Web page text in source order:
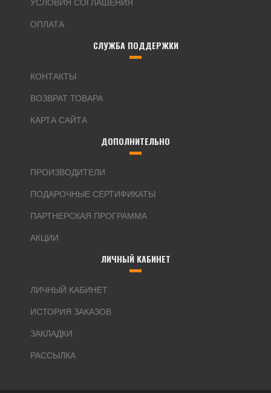
ОПЛАТА
СЛУЖБА ПОДДЕРЖКИ
КОНТАКТЫ
ВОЗВРАТ ТОВАРА
КАРТА САЙТА
ДОПОЛНИТЕЛЬНО
ПРОИЗВОДИТЕЛИ
ПОДАРОЧНЫЕ СЕРТИФИКАТЫ
ПАРТНЕРСКАЯ ПРОГРАММА
АКЦИИ
ЛИЧНЫЙ КАБИНЕТ
ЛИЧНЫЙ КАБИНЕТ
ИСТОРИЯ ЗАКАЗОВ
ЗАКЛАДКИ
РАССЫЛКА